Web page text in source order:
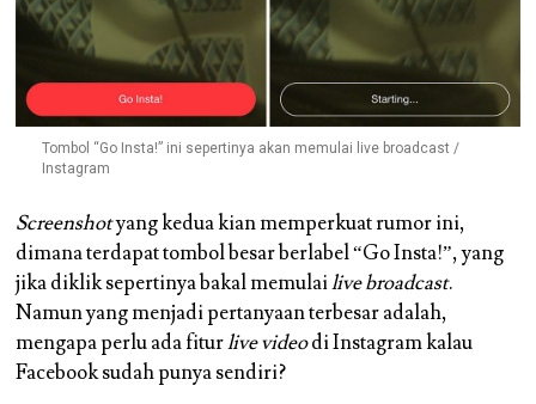
Tombol “Go Insta!” ini sepertinya akan memulai live broadcast /
Instagram
Screenshotyang kedua kian memperkuat rumor ini,
dimana terdapat tombol besar berlabel “Go Insta!”, yang
jika diklik sepertinya bakal memulailive broadcast.
Namun yang menjadi pertanyaan terbesar adalah,
mengapa perlu ada fiturlive videodi Instagram kalau
Facebook sudah punya sendiri?